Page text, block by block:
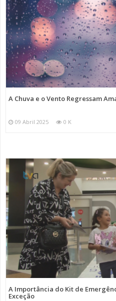
A Chuva e o Vento Regressam
09 Abril 2025 0 K
A Importância do Kit de
Exceção